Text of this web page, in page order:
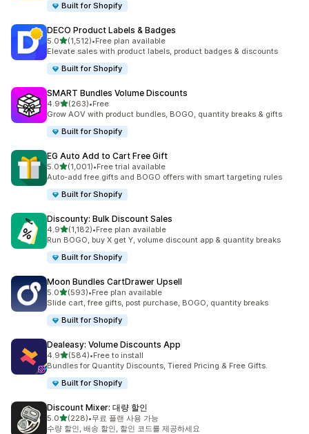
Built for Shopify
DECO Product Labels & Badges
5.0별 5개 중
(1,512)
총 리뷰 1512개
•Free plan available
Elevate sales with product labels, product badges & discounts
Built for Shopify
SMART Bundles Volume Discounts
4.9별 5개 중
(263)
총 리뷰 263개
•Free
Grow AOV with product bundles, BOGO, quantity breaks & gifts
Built for Shopify
EG Auto Add to Cart Free Gift
5.0별 5개 중
(1,001)
총 리뷰 1001개
•Free trial available
Auto-add free gifts and BOGO offers with smart targeting rules
Built for Shopify
Discounty: Bulk Discount Sales
4.9별 5개 중
(1,182)
총 리뷰 1182개
•Free plan available
Run BOGO, buy X get Y, volume discount app & quantity breaks
Built for Shopify
Moon Bundles CartDrawer Upsell
5.0별 5개 중
(593)
총 리뷰 593개
•Free plan available
Slide cart, free gifts, post purchase, BOGO, quantity breaks
Built for Shopify
Dealeasy: Volume Discounts App
4.9별 5개 중
(584)
총 리뷰 584개
•Free to install
Bundles for Quantity Discounts, Tiered Pricing & Free Gifts.
Built for Shopify
Discount Mixer: 대량 할인
5.0별 5개 중
(228)
총 리뷰 228개
•무료 플랜 사용 가능
수량 할인, 배송 할인, 할인 코드를 제공하세요